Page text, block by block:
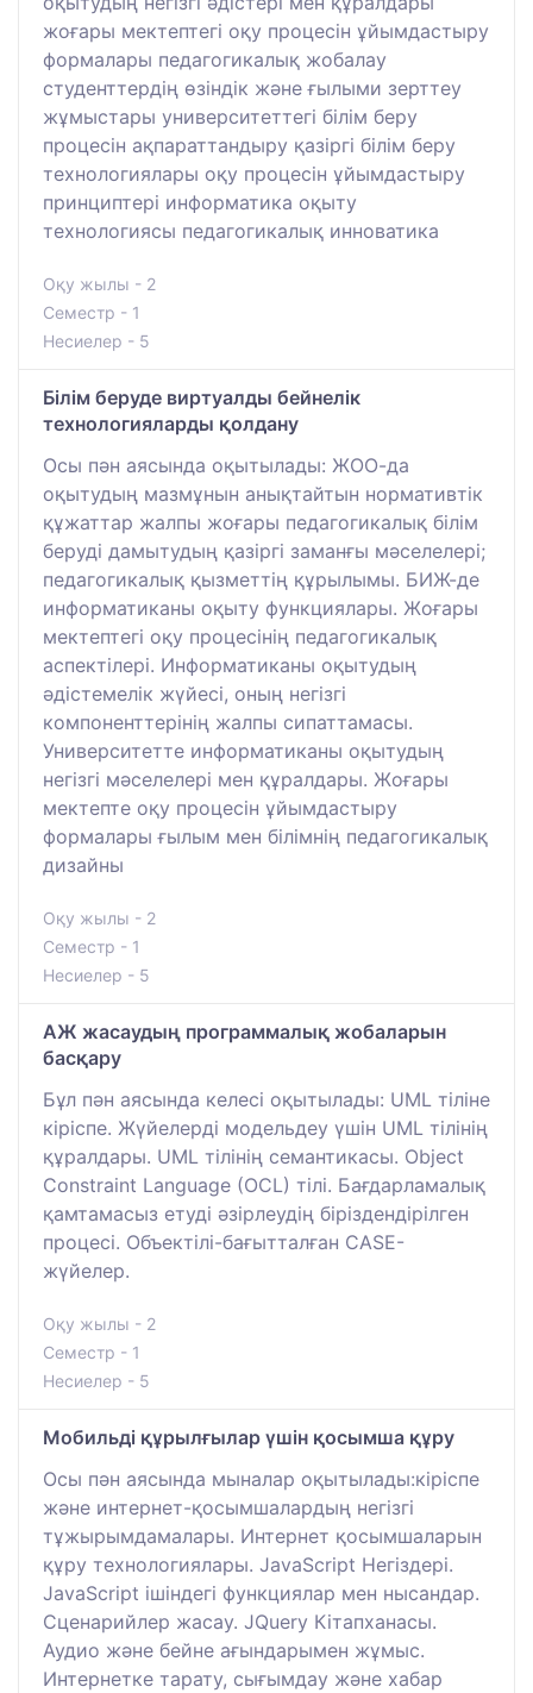
жоғары мектептегі оқу процесін ұйымдастыру
формалары педагогикалық жобалау
студенттердің өзіндік және ғылыми зерттеу
жұмыстары университеттегі білім беру
процесін ақпараттандыру қазіргі білім беру
технологиялары оқу процесін ұйымдастыру
принциптері информатика оқыту
технологиясы педагогикалық инноватика
Оқу жылы - 2
Семестр - 1
Несиелер - 5
Білім беруде виртуалды бейнелік
технологияларды қолдану
Осы пән аясында оқытылады: ЖОО-да
оқытудың мазмұнын анықтайтын нормативтік
құжаттар жалпы жоғары педагогикалық білім
беруді дамытудың қазіргі заманғы мәселелері;
педагогикалық қызметтің құрылымы. БИЖ-де
информатиканы оқыту функциялары. Жоғары
мектептегі оқу процесінің педагогикалық
аспектілері. Информатиканы оқытудың
әдістемелік жүйесі, оның негізгі
компоненттерінің жалпы сипаттамасы.
Университетте информатиканы оқытудың
негізгі мәселелері мен құралдары. Жоғары
мектепте оқу процесін ұйымдастыру
формалары ғылым мен білімнің педагогикалық
дизайны
Оқу жылы - 2
Семестр - 1
Несиелер - 5
АЖ жасаудың программалық жобаларын
басқару
Бұл пән аясында келесі оқытылады: UML тіліне
кіріспе. Жүйелерді модельдеу үшін UML тілінің
құралдары. UML тілінің семантикасы. Object
Constraint Language (OCL) тілі. Бағдарламалық
қамтамасыз етуді әзірлеудің біріздендірілген
процесі. Объектілі-бағытталған CASE-
жүйелер.
Оқу жылы - 2
Семестр - 1
Несиелер - 5
Мобильді құрылғылар үшін қосымша құру
Осы пән аясында мыналар оқытылады:кіріспе
және интернет-қосымшалардың негізгі
тұжырымдамалары. Интернет қосымшаларын
құру технологиялары. JavaScript Негіздері.
JavaScript ішіндегі функциялар мен нысандар.
Сценарийлер жасау. JQuery Кітапханасы.
Аудио және бейне ағындарымен жұмыс.
Интернетке тарату, сығымдау және хабар